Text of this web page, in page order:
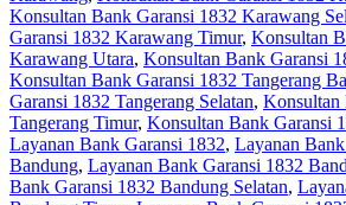
Konsultan Bank Garansi 1832 Karawang
Garansi 1832 Karawang Timur, Konsultan
Karawang Utara, Konsultan Bank Garansi
Konsultan Bank Garansi 1832 Tangerang
Garansi 1832 Tangerang Selatan, Konsultan
Tangerang Timur, Konsultan Bank Garansi
Layanan Bank Garansi 1832, Layanan
Bandung, Layanan Bank Garansi 1832
Bank Garansi 1832 Bandung Selatan,